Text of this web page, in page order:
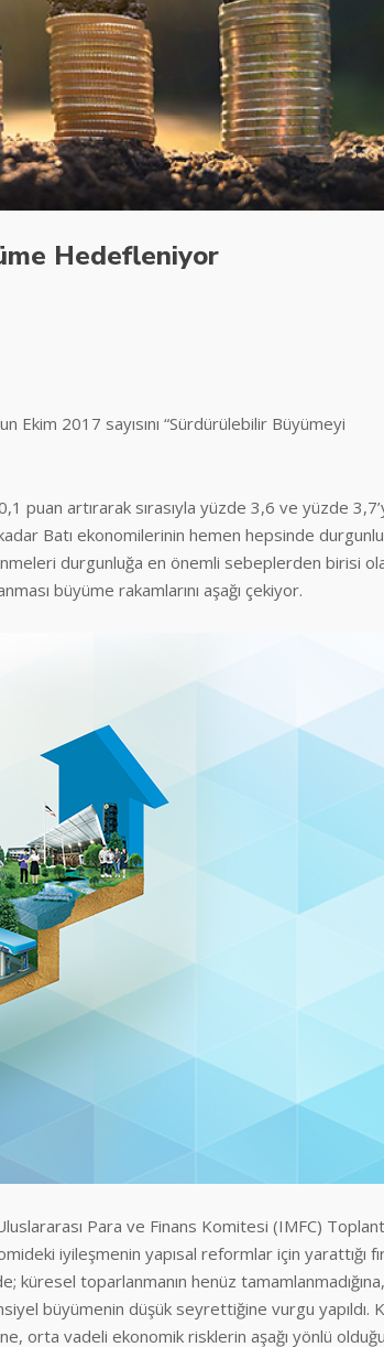
Hedefleniyor
Ekim 2017 sayısını “Sürdürülebilir Büyümeyi
puan artırarak sırasıyla yüzde 3,6 ve yüzde
Batı ekonomilerinin hemen hepsinde
durgunluğa en önemli sebeplerden birisi
büyüme rakamlarını aşağı çekiyor.
Para ve Finans Komitesi (IMFC)
iyileşmenin yapısal reformlar için yarattığı
küresel toparlanmanın henüz tamamlanmadığına,
büyümenin düşük seyrettiğine vurgu yapıldı.
orta vadeli ekonomik risklerin aşağı yönlü